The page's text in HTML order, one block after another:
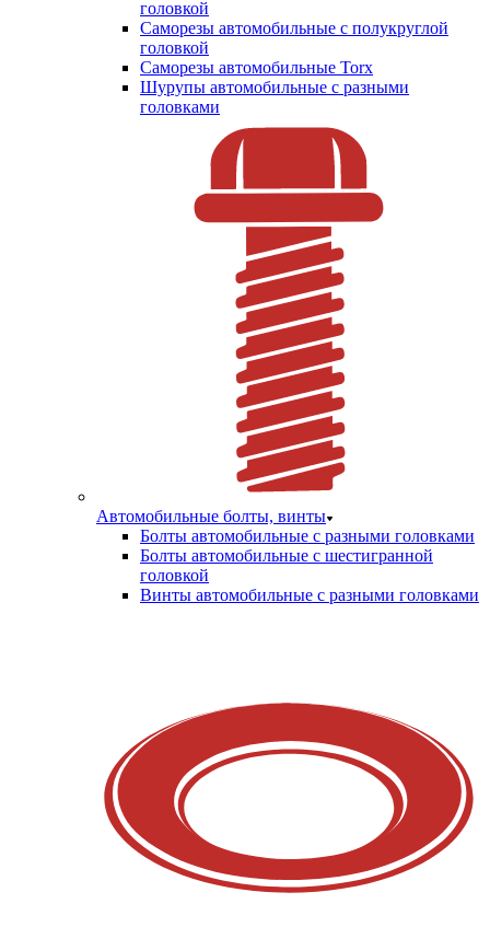
головкой
Саморезы автомобильные с полукруглой
головкой
Саморезы автомобильные Torx
Шурупы автомобильные с разными
головками
Автомобильные болты, винты
Болты автомобильные с разными головками
Болты автомобильные с шестигранной
головкой
Винты автомобильные с разными головками